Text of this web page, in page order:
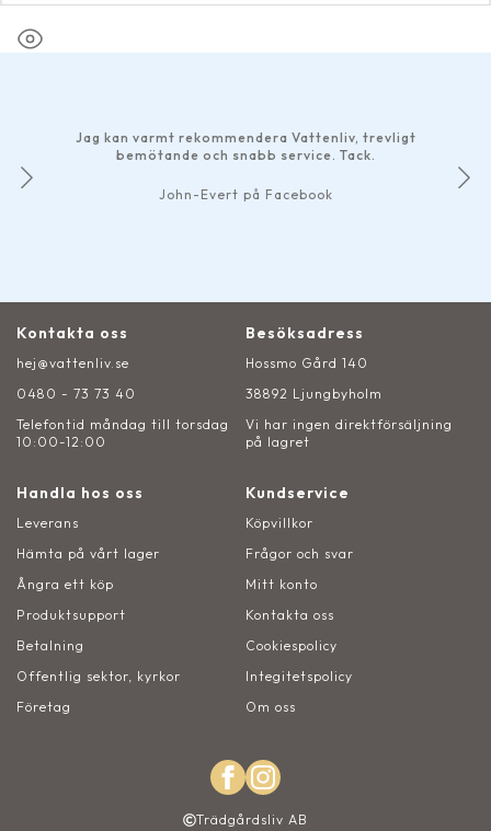
Jag kan varmt rekommendera Vattenliv, trevligt
bemötande och snabb service. Tack.
John-Evert på Facebook
Kontakta oss
hej@vattenliv.se
0480 - 73 73 40
Telefontid måndag till torsdag
10:00-12:00
Besöksadress
Hossmo Gård 140
38892 Ljungbyholm
Vi har ingen direktförsäljning
på lagret
Handla hos oss
Leverans
Hämta på vårt lager
Ångra ett köp
Produktsupport
Betalning
Offentlig sektor, kyrkor
Företag
Kundservice
Köpvillkor
Frågor och svar
Mitt konto
Kontakta oss
Cookiespolicy
Integitetspolicy
Om oss
Trädgårdsliv AB